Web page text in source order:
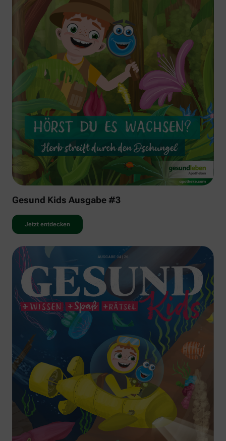
Gesund Kids Ausgabe #3
Jetzt entdecken